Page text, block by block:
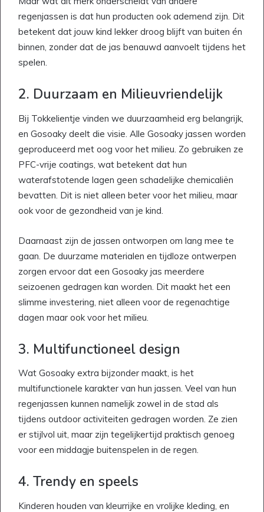
regenjassen is dat hun producten ook ademend zijn. Dit
betekent dat jouw kind lekker droog blijft van buiten én
binnen, zonder dat de jas benauwd aanvoelt tijdens het
spelen.
2. Duurzaam en Milieuvriendelijk
Bij Tokkelientje vinden we duurzaamheid erg belangrijk,
en Gosoaky deelt die visie. Alle Gosoaky jassen worden
geproduceerd met oog voor het milieu. Zo gebruiken ze
PFC-vrije coatings, wat betekent dat hun
waterafstotende lagen geen schadelijke chemicaliën
bevatten. Dit is niet alleen beter voor het milieu, maar
ook voor de gezondheid van je kind.
Daarnaast zijn de jassen ontworpen om lang mee te
gaan. De duurzame materialen en tijdloze ontwerpen
zorgen ervoor dat een Gosoaky jas meerdere
seizoenen gedragen kan worden. Dit maakt het een
slimme investering, niet alleen voor de regenachtige
dagen maar ook voor het milieu.
3. Multifunctioneel design
Wat Gosoaky extra bijzonder maakt, is het
multifunctionele karakter van hun jassen. Veel van hun
regenjassen kunnen namelijk zowel in de stad als
tijdens outdoor activiteiten gedragen worden. Ze zien
er stijlvol uit, maar zijn tegelijkertijd praktisch genoeg
voor een middagje buitenspelen in de regen.
4. Trendy en speels
Kinderen houden van kleurrijke en vrolijke kleding, en